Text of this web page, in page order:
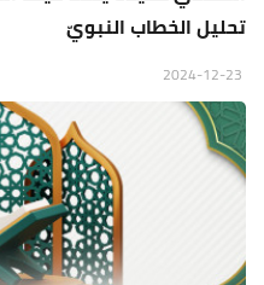
تحليل الخطاب النبويّ